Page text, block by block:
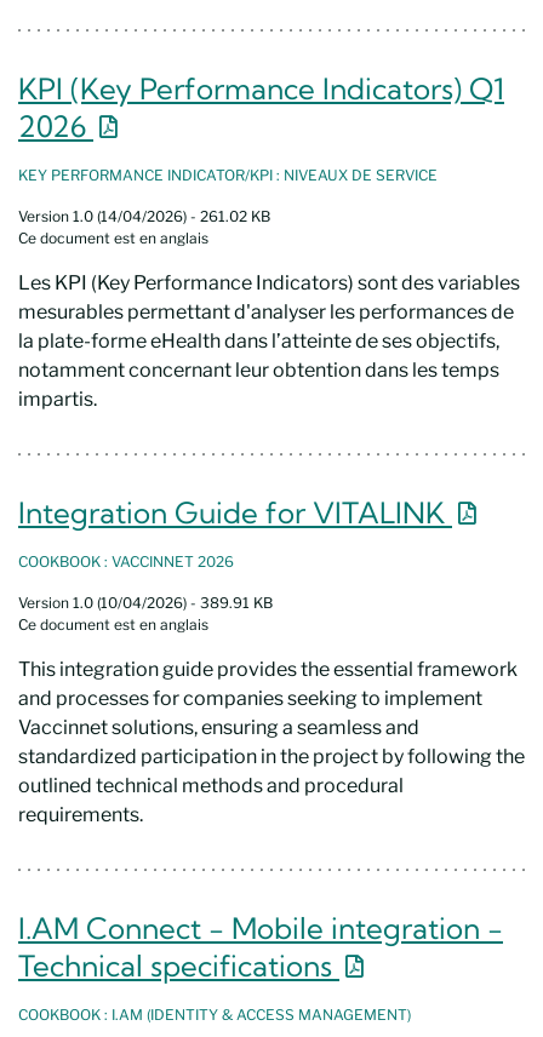
KPI (Key Performance Indicators) Q1
2026 Nouvelle fenêtre
KEY PERFORMANCE INDICATOR/KPI : NIVEAUX DE SERVICE
Version 1.0 (14/04/2026) - 261.02 KB
Ce document est en anglais
Les KPI (Key Performance Indicators) sont des variables
mesurables permettant d'analyser les performances de
la plate-forme eHealth dans l’atteinte de ses objectifs,
notamment concernant leur obtention dans les temps
impartis.
Integration Guide for VITALINK
COOKBOOK : VACCINNET 2026
Version 1.0 (10/04/2026) - 389.91 KB
Ce document est en anglais
This integration guide provides the essential framework
and processes for companies seeking to implement
Vaccinnet solutions, ensuring a seamless and
standardized participation in the project by following the
outlined technical methods and procedural
requirements.
I.AM Connect - Mobile integration -
Technical specifications Nouvelle
COOKBOOK : I.AM (IDENTITY & ACCESS MANAGEMENT)